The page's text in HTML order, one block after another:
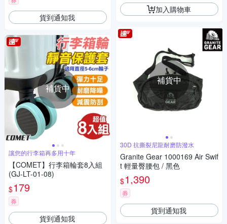
貨到通知我
補貨中
讓您的行李箱再多用十年
【COMET】行李箱輪套8入組
(GJ-LT-01-08)
$179
券
貨到通知我
加入購物車
補貨中
30D 抗撕裂尼龍耐磨防潑水
Granite Gear 1000169 Air Swif
t 輕量臀腰包 / 黑色
$1,390
券
貨到通知我